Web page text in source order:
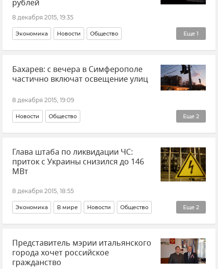
рублей
8 декабря 2015, 19:35
Еще 1
Экономика Новости Общество
Энергосистема Крыма
Бахарев: с вечера в Симферополе
частично включат освещение улиц
8 декабря 2015, 19:09
Еще 2
Новости Общество
Чрезвычайная ситуация в Крыму в связи с блэкаутом
Энергосистема Крыма
Глава штаба по ликвидации ЧС:
приток с Украины снизился до 146
МВт
8 декабря 2015, 18:55
Еще 2
Экономика В мире Новости Общество
Чрезвычайная ситуация в Крыму в связи с блэкаутом
Энергосистема Крыма
Представитель мэрии итальянского
города хочет российское
гражданство